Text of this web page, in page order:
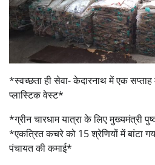
*स्वच्छता ही सेवा- केदारनाथ में एक
प्लास्टिक वेस्ट*
*ग्रीन चारधाम यात्रा के लिए मुख्यमंत्री
*एकत्रित कचरे को 15 श्रेणियों में बांटा
पंचायत की कमाई*